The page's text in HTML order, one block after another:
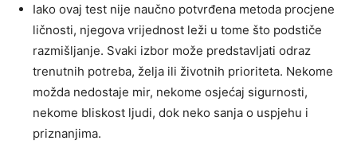
Iako ovaj test nije naučno potvrđena metoda procjene
ličnosti, njegova vrijednost leži u tome što podstiče
razmišljanje. Svaki izbor može predstavljati odraz
trenutnih potreba, želja ili životnih prioriteta. Nekome
možda nedostaje mir, nekome osjećaj sigurnosti,
nekome bliskost ljudi, dok neko sanja o uspjehu i
priznanjima.